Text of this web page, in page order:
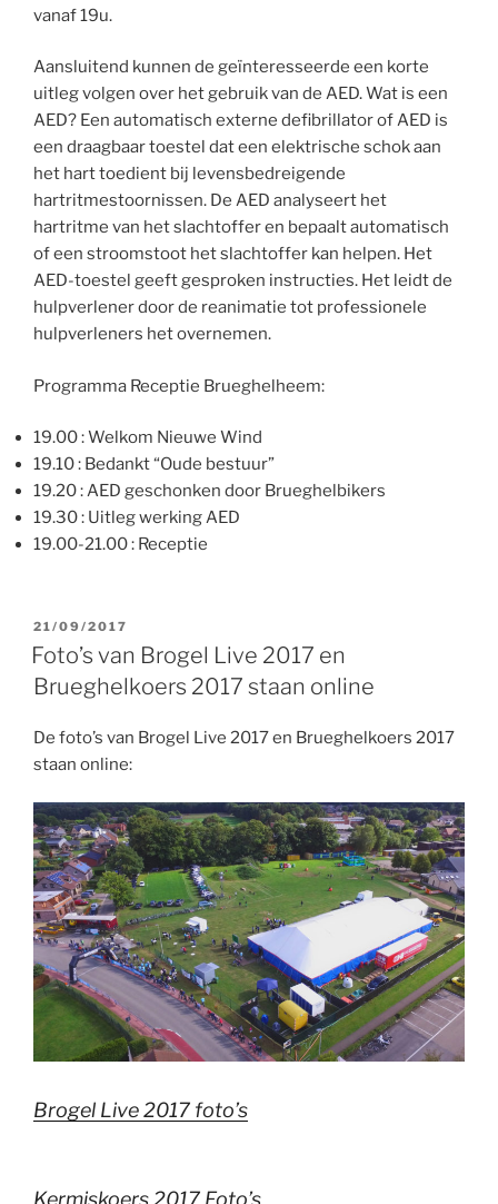
vanaf 19u.
Aansluitend kunnen de geïnteresseerde een korte
uitleg volgen over het gebruik van de AED. Wat is een
AED? Een automatisch externe defibrillator of AED is
een draagbaar toestel dat een elektrische schok aan
het hart toedient bij levensbedreigende
hartritmestoornissen. De AED analyseert het
hartritme van het slachtoffer en bepaalt automatisch
of een stroomstoot het slachtoffer kan helpen. Het
AED-toestel geeft gesproken instructies. Het leidt de
hulpverlener door de reanimatie tot professionele
hulpverleners het overnemen.
Programma Receptie Brueghelheem:
19.00 : Welkom Nieuwe Wind
19.10 : Bedankt “Oude bestuur”
19.20 : AED geschonken door Brueghelbikers
19.30 : Uitleg werking AED
19.00-21.00 : Receptie
GEPLAATST
OP
21/09/2017
Foto’s van Brogel Live 2017 en
Brueghelkoers 2017 staan online
De foto’s van Brogel Live 2017 en Brueghelkoers 2017
staan online:
Brogel Live 2017 foto’s
Kermiskoers 2017 Foto’s